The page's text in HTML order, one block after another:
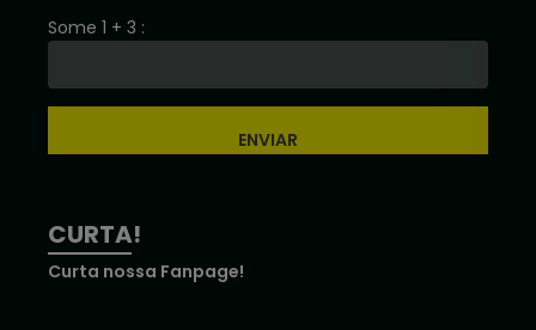
Some 1 + 3 :
ENVIAR
CURTA!
Curta nossa Fanpage!